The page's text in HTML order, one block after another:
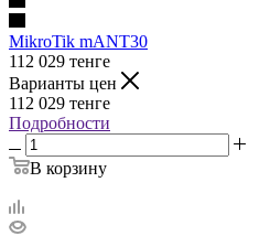
MikroTik mANT30
112 029 тенге
Варианты цен
112 029 тенге
Подробности
В корзину